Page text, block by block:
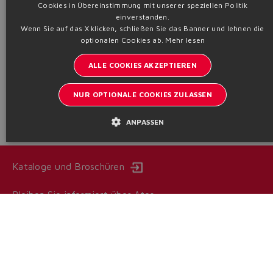
Für Magnetschlatventile und Proportionalventile, Standard oder
für Panzerkabel. ATEX, IECEx, EAC
KX800
Technische Informationen
Kataloge und Broschüren
Bleiben Sie informiert über Atos
GERMAN
SPANISH
Cookies in Übereinstimmung mit unserer speziellen Politik
einverstanden.
Wenn Sie auf das X klicken, schließen Sie das Banner und lehnen die
optionalen Cookies ab. Mehr lesen
ALLE COOKIES AKZEPTIEREN
NUR OPTIONALE COOKIES ZULASSEN
ANPASSEN